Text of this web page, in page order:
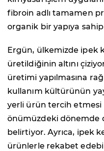
fibroin adlı tamamen
organik bir yapıya
Ergün, ülkemizde ipek
üretildiğinin altını
üretimi yapılmasına
kullanım kültürünün
yerli ürün tercih
önümüzdeki dönemde
belirtiyor. Ayrıca, ipek
ürünlerle rekabet